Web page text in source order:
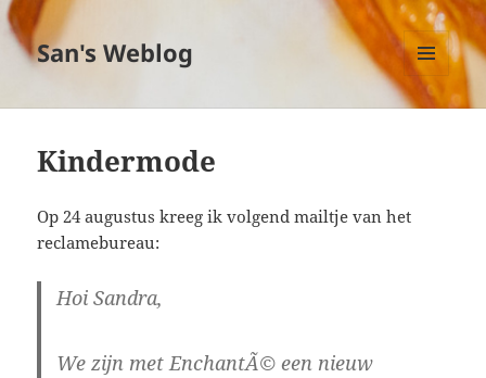
San's Weblog
MENU
EN
Kindermode
Op 24 augustus kreeg ik volgend mailtje van het
reclamebureau:
Hoi Sandra,
We zijn met EnchantÃ© een nieuw